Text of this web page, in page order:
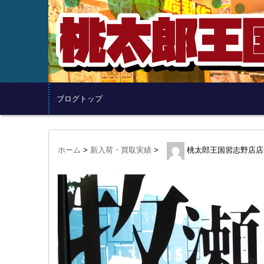
ブログトップ
ホーム > 新入荷・買取実績 > 桃太郎王国習志野店